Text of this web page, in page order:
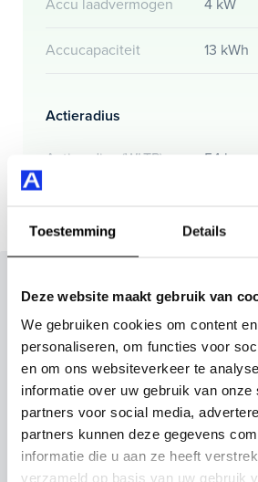
Toestemming Details
Deze website maakt gebruik van
We gebruiken cookies om content
personaliseren, om functies voor
en om ons websiteverkeer te
informatie over uw gebruik van onze
partners voor social media,
partners kunnen deze gegevens
informatie die u aan ze heeft
verzameld op basis van uw gebruik
Accu laadvermogen 4 kW
Accucapaciteit 13 kWh
Actieradius
Actieradius (WLTP) 54 km
Inruilvoorstel op deze
Vul hier je gegevens in en vergeet
inruilauto mee te sturen.
Kenteken huidige auto